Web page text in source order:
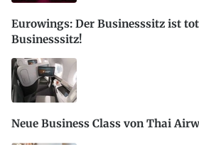
Eurowings: Der Businesssitz ist
Businesssitz!
Neue Business Class von Thai